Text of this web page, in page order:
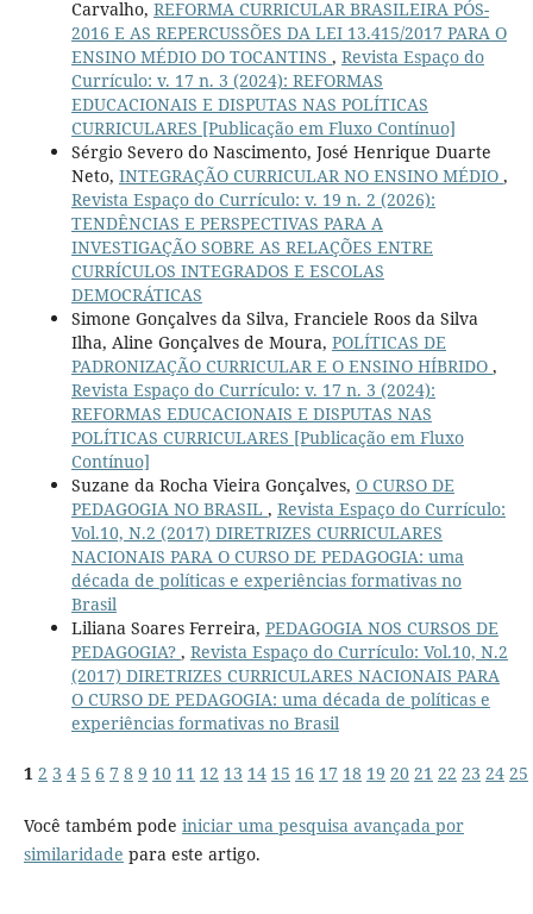
Carvalho, REFORMA CURRICULAR BRASILEIRA PÓS-
2016 E AS REPERCUSSÕES DA LEI 13.415/2017 PARA O
ENSINO MÉDIO DO TOCANTINS , Revista Espaço do
Currículo: v. 17 n. 3 (2024): REFORMAS
EDUCACIONAIS E DISPUTAS NAS POLÍTICAS
CURRICULARES [Publicação em Fluxo Contínuo]
Sérgio Severo do Nascimento, José Henrique Duarte
Neto, INTEGRAÇÃO CURRICULAR NO ENSINO MÉDIO ,
Revista Espaço do Currículo: v. 19 n. 2 (2026):
TENDÊNCIAS E PERSPECTIVAS PARA A
INVESTIGAÇÃO SOBRE AS RELAÇÕES ENTRE
CURRÍCULOS INTEGRADOS E ESCOLAS
DEMOCRÁTICAS
Simone Gonçalves da Silva, Franciele Roos da Silva
Ilha, Aline Gonçalves de Moura, POLÍTICAS DE
PADRONIZAÇÃO CURRICULAR E O ENSINO HÍBRIDO ,
Revista Espaço do Currículo: v. 17 n. 3 (2024):
REFORMAS EDUCACIONAIS E DISPUTAS NAS
POLÍTICAS CURRICULARES [Publicação em Fluxo
Contínuo]
Suzane da Rocha Vieira Gonçalves, O CURSO DE
PEDAGOGIA NO BRASIL , Revista Espaço do Currículo:
Vol.10, N.2 (2017) DIRETRIZES CURRICULARES
NACIONAIS PARA O CURSO DE PEDAGOGIA: uma
década de políticas e experiências formativas no
Brasil
Liliana Soares Ferreira, PEDAGOGIA NOS CURSOS DE
PEDAGOGIA? , Revista Espaço do Currículo: Vol.10, N.2
(2017) DIRETRIZES CURRICULARES NACIONAIS PARA
O CURSO DE PEDAGOGIA: uma década de políticas e
experiências formativas no Brasil
1 2 3 4 5 6 7 8 9 10 11 12 13 14 15 16 17 18 19 20 21 22 23 24 25
Você também pode iniciar uma pesquisa avançada por
similaridade para este artigo.